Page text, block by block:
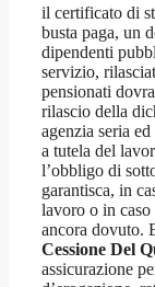
il certificato di
busta paga, un
dipendenti
servizio,
pensionati
rilascio della
agenzia seria
a tutela del
l’obbligo di
garantisca, in
lavoro o in caso
ancora dovuto.
Cessione Del
assicurazione